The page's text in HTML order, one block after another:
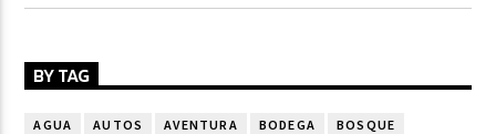
BY TAG
AGUA AUTOS AVENTURA BODEGA BOSQUE